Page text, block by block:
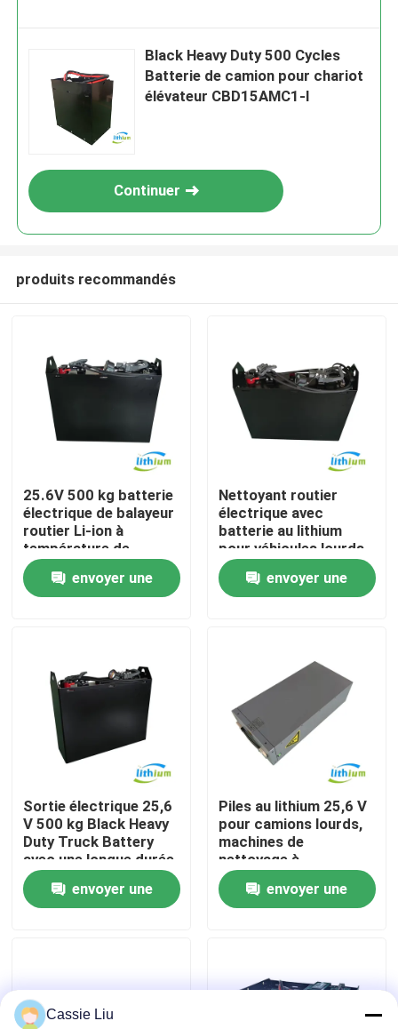
Maison
Produits
Visite d'usine
Contrôle de qualité
batterie au lithium de chariot élévateur
Lithium électrique Ion Battery de chariot élévateur
Batterie de camion de palette
Black Heavy Duty 500 Cycles
Batterie de camion pour chariot
élévateur CBD15AMC1-I
Continuer
produits recommandés
25.6V 500 kg batterie
électrique de balayeur
routier Li-ion à
température de
fonctionnement de
-20 °C à 50 °C
envoyer une
Nettoyant routier
électrique avec
batterie au lithium
pour véhicules lourds
envoyer une
Sortie électrique 25,6
V 500 kg Black Heavy
Duty Truck Battery
avec une longue durée
de vie
envoyer une
Piles au lithium 25,6 V
pour camions lourds,
machines de
nettoyage à
température extrême
envoyer une
Cassie Liu